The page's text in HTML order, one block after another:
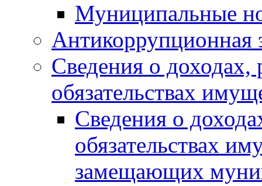
Муниципальные
Антикоррупционная
Сведения о доходах,
обязательствах
Сведения о
обязательствах
замещающих